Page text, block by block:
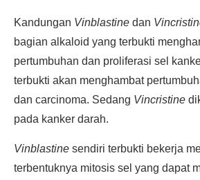
Kandungan Vinblastine dan
bagian alkaloid yang terbukti
pertumbuhan dan proliferasi sel
terbukti akan menghambat
dan carcinoma. Sedang Vincristine
pada kanker darah.
Vinblastine sendiri terbukti bekerja
terbentuknya mitosis sel yang dapat